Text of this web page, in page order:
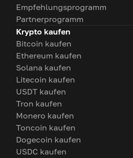
Empfehlungsprogramm
Partnerprogramm
Krypto kaufen
Bitcoin kaufen
Ethereum kaufen
Solana kaufen
Litecoin kaufen
USDT kaufen
Tron kaufen
Monero kaufen
Toncoin kaufen
Dogecoin kaufen
USDC kaufen